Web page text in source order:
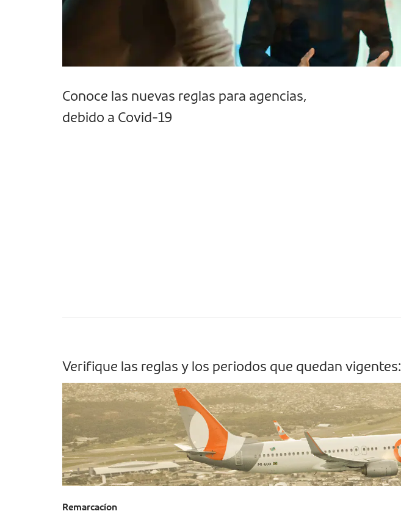
Conoce las nuevas reglas para agencias,
debido a Covid-19
Verifique las reglas y los periodos que quedan vigentes:
Remarcacíon